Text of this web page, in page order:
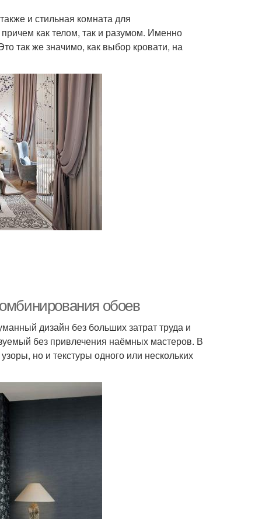
и стильная комната для
как телом, так и разумом. Именно
так же значимо, как выбор кровати, на
обоев
дизайн без больших затрат труда и
без привлечения наёмных мастеров. В
но и текстуры одного или нескольких